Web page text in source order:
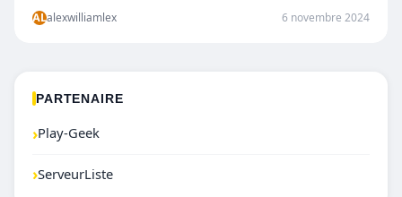
ALalexwilliamlex 6 novembre 2024
PARTENAIRE
›Play-Geek
›ServeurListe